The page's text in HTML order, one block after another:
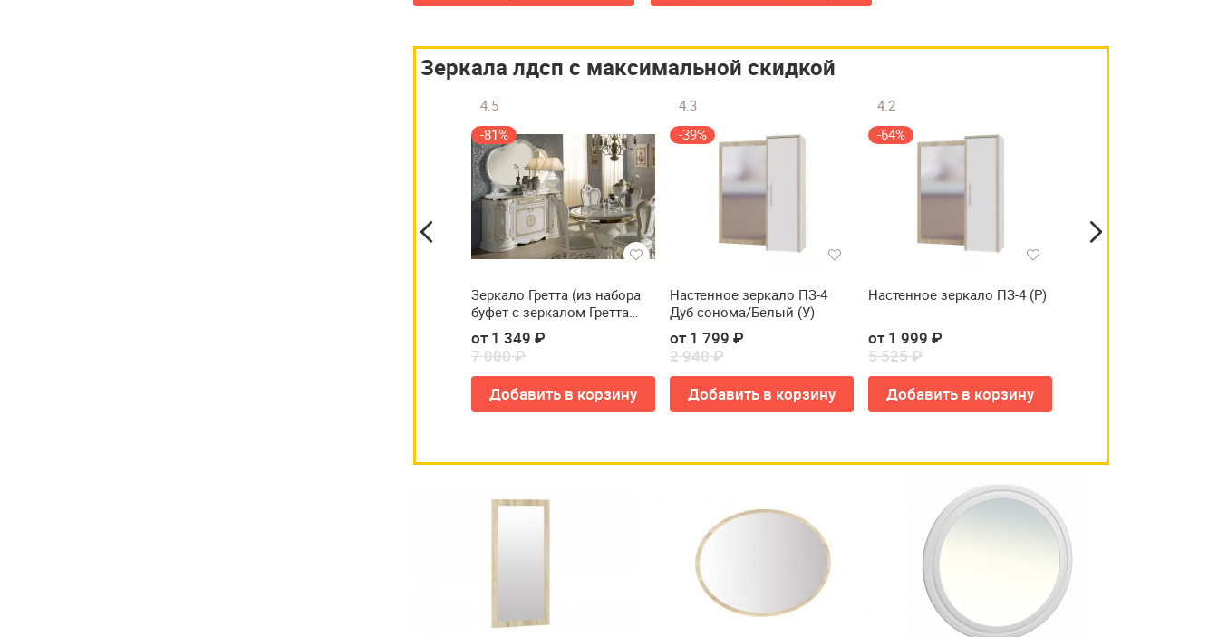
Зеркала лдсп с максимальной скидкой
4.5
-81%
Зеркало Гретта (из набора
буфет с зеркалом Гретта
белая/золото (БГ 34))
Белый (У)
от 1 349 ₽
7 000 ₽
Добавить в корзину
4.3
-39%
Настенное зеркало ПЗ-4
Дуб сонома/Белый (У)
от 1 799 ₽
2 940 ₽
Добавить в корзину
4.2
-64%
Настенное зеркало ПЗ-4 (Р)
от 1 999 ₽
5 525 ₽
Добавить в корзину